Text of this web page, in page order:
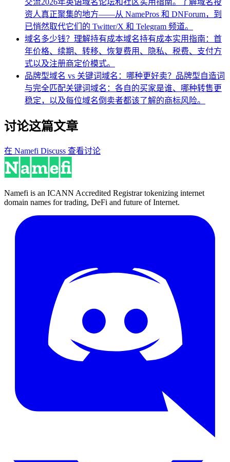
资人真正聚集的地方——从 NamePros 和 DNForum，到
已悄然取代它们的 Twitter/X 和 Telegram 频道。
域名多少钱？理解持有成本域名持有成本实用指南：首
年价格、续期、转移、恢复费用、隐私、税费、支付方
式以及注册商定价模式。
品牌型域名 vs 关键词域名：哪种更好卖？ 品牌型自造词
与完全匹配关键词域名：各自的买家是谁、哪种转售更
稳定，以及每位域名倒卖者都该了解的商标风险。
讨论这篇文章
在 Namefi Discuss 查看讨论
Namefi is an ICANN Accredited Registrar tokenizing internet
domain names for trading, DeFi and future of Internet.